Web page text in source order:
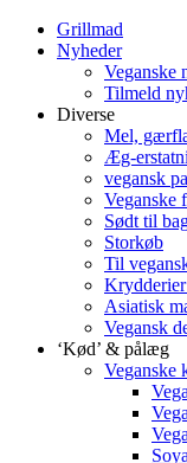
Grillmad
Nyheder
Veganske
Tilmeld
Diverse
Mel,
Æg-
vegansk
Veganske
Sødt til
Storkøb
Til
Asiatisk
Vegansk
‘Kød’ & pålæg
Veganske